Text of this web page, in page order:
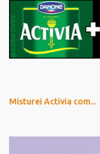
Misturei Activia com...